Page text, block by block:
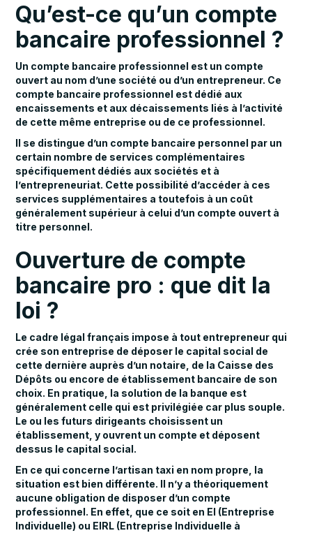
Qu’est-ce qu’un compte
bancaire professionnel ?
Un compte bancaire professionnel est un compte
ouvert au nom d’une société ou d’un entrepreneur. Ce
compte bancaire professionnel est dédié aux
encaissements et aux décaissements liés à l’activité
de cette même entreprise ou de ce professionnel.
Il se distingue d’un compte bancaire personnel par un
certain nombre de services complémentaires
spécifiquement dédiés aux sociétés et à
l’entrepreneuriat. Cette possibilité d’accéder à ces
services supplémentaires a toutefois à un coût
généralement supérieur à celui d’un compte ouvert à
titre personnel.
Ouverture de compte
bancaire pro : que dit la
loi ?
Le cadre légal français impose à tout entrepreneur qui
crée son entreprise de déposer le capital social de
cette dernière auprès d’un notaire, de la Caisse des
Dépôts ou encore de établissement bancaire de son
choix. En pratique, la solution de la banque est
généralement celle qui est privilégiée car plus souple.
Le ou les futurs dirigeants choisissent un
établissement, y ouvrent un compte et déposent
dessus le capital social.
En ce qui concerne l’artisan taxi en nom propre, la
situation est bien différente. Il n’y a théoriquement
aucune obligation de disposer d’un compte
professionnel. En effet, que ce soit en EI (Entreprise
Individuelle) ou EIRL (Entreprise Individuelle à